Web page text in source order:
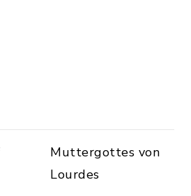
Muttergottes von
Lourdes